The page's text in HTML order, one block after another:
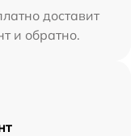
доставит
и обратно.